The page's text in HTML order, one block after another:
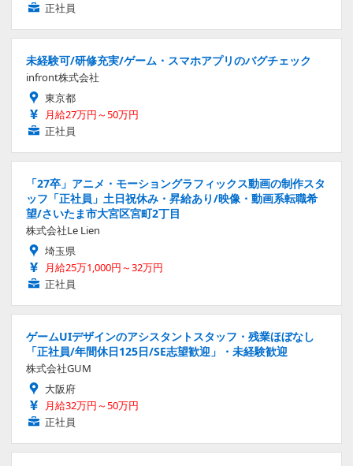
正社員
未経験可/研修充実/ゲーム・スマホアプリのバグチェック
infront株式会社
東京都
月給27万円～50万円
正社員
「27卒」アニメ・モーショングラフィックス動画の制作スタ
ッフ「正社員」土日祝休み・昇給あり/映像・動画系転職希
望/さいたま市大宮区宮町2丁目
株式会社Le Lien
埼玉県
月給25万1,000円～32万円
正社員
ゲームUIデザインのアシスタントスタッフ・残業ほぼなし
「正社員/年間休日125日/SE志望歓迎」・未経験歓迎
株式会社GUM
大阪府
月給32万円～50万円
正社員